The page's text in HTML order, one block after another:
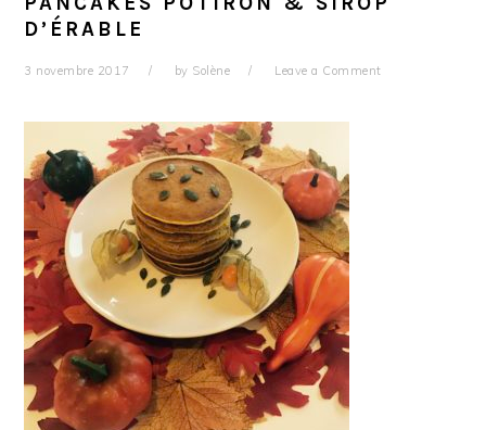
D’ÉRABLE
3 novembre 2017 by Solène Leave a Comment